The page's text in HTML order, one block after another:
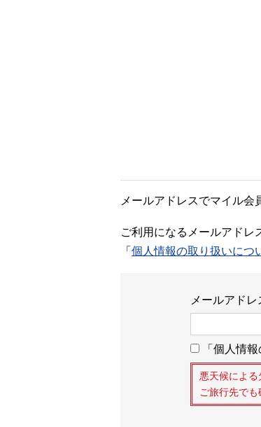
メールアドレスでマイル会
ご利用になるメールアドレ
「 個人情報の取り扱いにつ
メールアドレ
「個人情
悪天候による
ご旅行先でも